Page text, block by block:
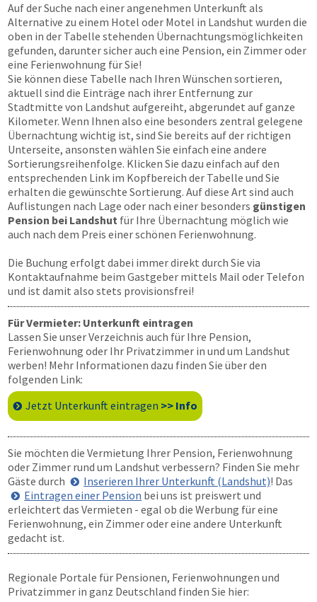
Auf der Suche nach einer angenehmen Unterkunft als
Alternative zu einem Hotel oder Motel in Landshut wurden die
oben in der Tabelle stehenden Übernachtungsmöglichkeiten
gefunden, darunter sicher auch eine Pension, ein Zimmer oder
eine Ferienwohnung für Sie!
Sie können diese Tabelle nach Ihren Wünschen sortieren,
aktuell sind die Einträge nach ihrer Entfernung zur
Stadtmitte von Landshut aufgereiht, abgerundet auf ganze
Kilometer. Wenn Ihnen also eine besonders zentral gelegene
Übernachtung wichtig ist, sind Sie bereits auf der richtigen
Unterseite, ansonsten wählen Sie einfach eine andere
Sortierungsreihenfolge. Klicken Sie dazu einfach auf den
entsprechenden Link im Kopfbereich der Tabelle und Sie
erhalten die gewünschte Sortierung. Auf diese Art sind auch
Auflistungen nach Lage oder nach einer besonders günstigen
Pension bei Landshut für Ihre Übernachtung möglich wie
auch nach dem Preis einer schönen Ferienwohnung.
Die Buchung erfolgt dabei immer direkt durch Sie via
Kontaktaufnahme beim Gastgeber mittels Mail oder Telefon
und ist damit also stets provisionsfrei!
Für Vermieter: Unterkunft eintragen
Lassen Sie unser Verzeichnis auch für Ihre Pension,
Ferienwohnung oder Ihr Privatzimmer in und um Landshut
werben! Mehr Informationen dazu finden Sie über den
folgenden Link:
Jetzt Unterkunft eintragen >> Info
Sie möchten die Vermietung Ihrer Pension, Ferienwohnung
oder Zimmer rund um Landshut verbessern? Finden Sie mehr
Gäste durch
Inserieren Ihrer Unterkunft (Landshut)! Das
Eintragen einer Pension bei uns ist preiswert und
erleichtert das Vermieten - egal ob die Werbung für eine
Ferienwohnung, ein Zimmer oder eine andere Unterkunft
gedacht ist.
Regionale Portale für Pensionen, Ferienwohnungen und
Privatzimmer in ganz Deutschland finden Sie hier: